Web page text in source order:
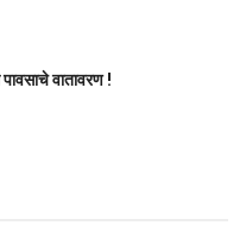
वातावरण !